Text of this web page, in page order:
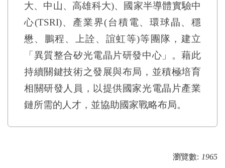
大、中山、高雄科大)、國家半導體實驗中
心(TSRI)、產業界(台積電、環球晶、穩
懋、鵬程、上詮、誼虹等)等團隊，建立
「異質整合矽光電晶片研發中心」。藉此
持續關鍵技術之發展與布局，並積極培育
相關研發人員，以提供國家光電晶片產業
鏈所需的人才，並協助國家戰略布局。
瀏覽數: 1965